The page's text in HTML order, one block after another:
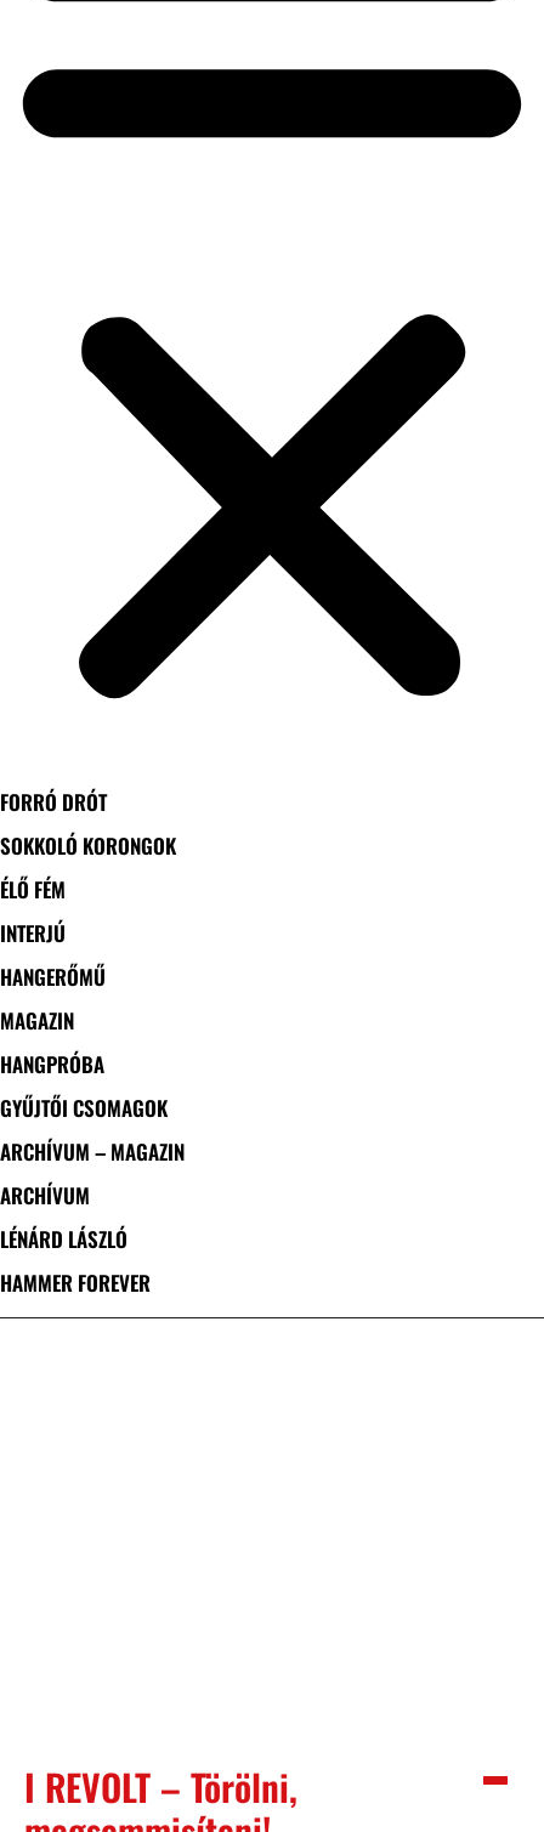
FORRÓ DRÓT
SOKKOLÓ KORONGOK
ÉLŐ FÉM
INTERJÚ
HANGERŐMŰ
MAGAZIN
HANGPRÓBA
GYŰJTŐI CSOMAGOK
ARCHÍVUM – MAGAZIN
ARCHÍVUM
LÉNÁRD LÁSZLÓ
HAMMER FOREVER
I REVOLT – Törölni,